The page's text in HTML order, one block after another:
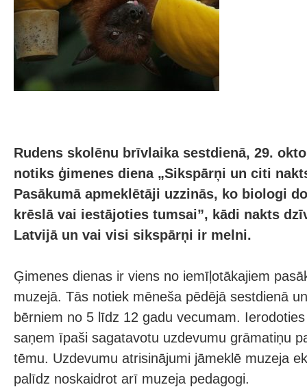
Rudens skolēnu brīvlaika sestdienā, 29.
notiks ģimenes diena „Sikspārņi un citi
Pasākumā apmeklētāji uzzinās, ko biologi
krēslā vai iestājoties tumsai”, kādi nakts
Latvijā un vai visi sikspārņi ir melni.
Ģimenes dienas ir viens no iemīļotākajiem
muzejā. Tās notiek mēneša pēdējā sestdienā
bērniem no 5 līdz 12 gadu vecumam.
saņem īpaši sagatavotu uzdevumu grāmatiņu
tēmu. Uzdevumu atrisinājumi jāmeklē muzeja
palīdz noskaidrot arī muzeja pedagogi.